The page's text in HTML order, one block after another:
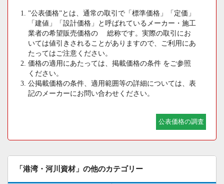
”公表価格”とは、通常の取引で「標準価格」「定価」
「建値」「設計価格」と呼ばれているメーカー・施工
業者の希望販売価格の 総称です。実際の取引にお
いては値引きされることがありますので、ご利用にあ
たってはご注意ください。
価格の適用にあたっては、掲載価格の条件 をご参照
ください。
公掲載価格の条件、適用範囲等の詳細については、表
記のメーカーにお問い合わせください。
公表価格の調査
「港湾・河川資材」の他のカテゴリー